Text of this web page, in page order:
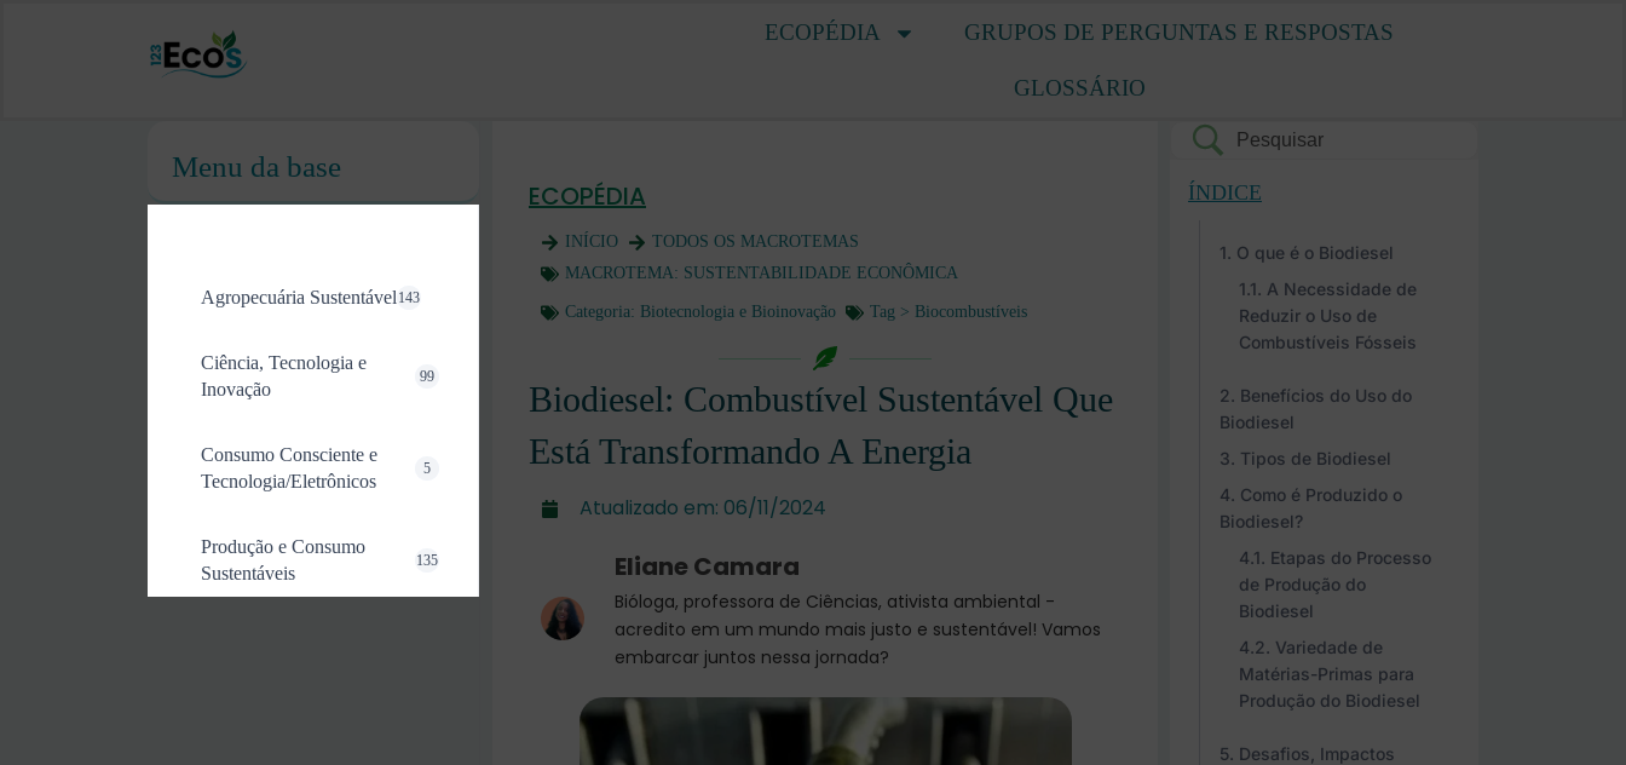
ECOPÉDIA GRUPOS DE PERGUNTAS E RESPOSTAS
GLOSSÁRIO
Menu da base
Agropecuária Sustentável 143
Ciência, Tecnologia e
Inovação
99
Consumo Consciente e
Tecnologia/Eletrônicos
5
Produção e Consumo
Sustentáveis
135
ECOPÉDIA
INÍCIO
TODOS OS MACROTEMAS
MACROTEMA: SUSTENTABILIDADE ECONÔMICA
Categoria: Biotecnologia e Bioinovação Tag > Biocombustíveis
Biodiesel: Combustível Sustentável Que
Está Transformando A Energia
Atualizado em: 06/11/2024
Eliane Camara
Bióloga, professora de Ciências, ativista ambiental -
acredito em um mundo mais justo e sustentável! Vamos
embarcar juntos nessa jornada?
ÍNDICE
O que é o Biodiesel
A Necessidade de
Reduzir o Uso de
Combustíveis Fósseis
Benefícios do Uso do
Biodiesel
Tipos de Biodiesel
Como é Produzido o
Biodiesel?
Etapas do Processo
de Produção do
Biodiesel
Variedade de
Matérias-Primas para
Produção do Biodiesel
Desafios, Impactos